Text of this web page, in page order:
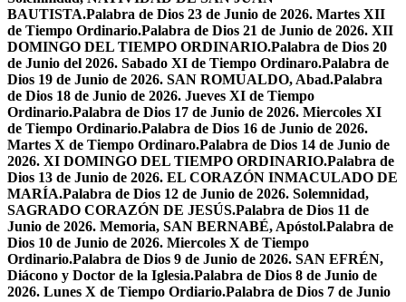
BAUTISTA.Palabra de Dios 23 de Junio de 2026. Martes XII
de Tiempo Ordinario.Palabra de Dios 21 de Junio de 2026. XII
DOMINGO DEL TIEMPO ORDINARIO.Palabra de Dios 20
de Junio del 2026. Sabado XI de Tiempo Ordinaro.Palabra de
Dios 19 de Junio de 2026. SAN ROMUALDO, Abad.Palabra
de Dios 18 de Junio de 2026. Jueves XI de Tiempo
Ordinario.Palabra de Dios 17 de Junio de 2026. Miercoles XI
de Tiempo Ordinario.Palabra de Dios 16 de Junio de 2026.
Martes X de Tiempo Ordinaro.Palabra de Dios 14 de Junio de
2026. XI DOMINGO DEL TIEMPO ORDINARIO.Palabra de
Dios 13 de Junio de 2026. EL CORAZÓN INMACULADO DE
MARÍA.Palabra de Dios 12 de Junio de 2026. Solemnidad,
SAGRADO CORAZÓN DE JESÚS.Palabra de Dios 11 de
Junio de 2026. Memoria, SAN BERNABÉ, Apóstol.Palabra de
Dios 10 de Junio de 2026. Miercoles X de Tiempo
Ordinario.Palabra de Dios 9 de Junio de 2026. SAN EFRÉN,
Diácono y Doctor de la Iglesia.Palabra de Dios 8 de Junio de
2026. Lunes X de Tiempo Ordiario.Palabra de Dios 7 de Junio